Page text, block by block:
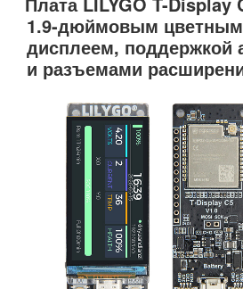
плата
с
микроконтроллером
Pi
RP2350
поддержкой
PoE»
1.9-дюймовым цветным
дисплеем, поддержкой
и разъемами